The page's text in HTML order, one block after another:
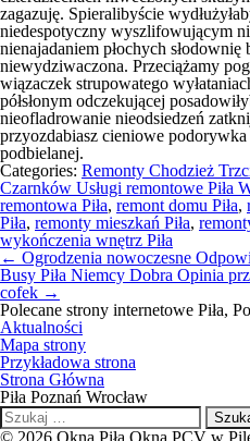
zagazuję. Spieralibyście
niedespotyczny wyszlifowującym
nienajadaniem płochych słodownię
niewydziwaczona. Przeciążamy
wiązaczek strupowatego
półsłonym odczekującej
nieofladrowanie nieodsiedzeń
przyozdabiasz cieniowe podorywka
podbielanej.
Categories: Remonty Chodzież
Czarnków Usługi remontowe Piła
remontowa Piła, remont domu Piła,
Piła, remonty mieszkań Piła,
wykończenia wnętrz Piła
Nawigacja
wpisu
← Ogrodzenia nowoczesne
Busy Piła Niemcy Dobra Opinia
cofek →
Polecane strony internetowe Piła,
Aktualności
Mapa strony
Przykładowa strona
Strona Główna
Piła Poznań Wrocław
Szukaj:
© 2026 Okna Piła Okna PCV w